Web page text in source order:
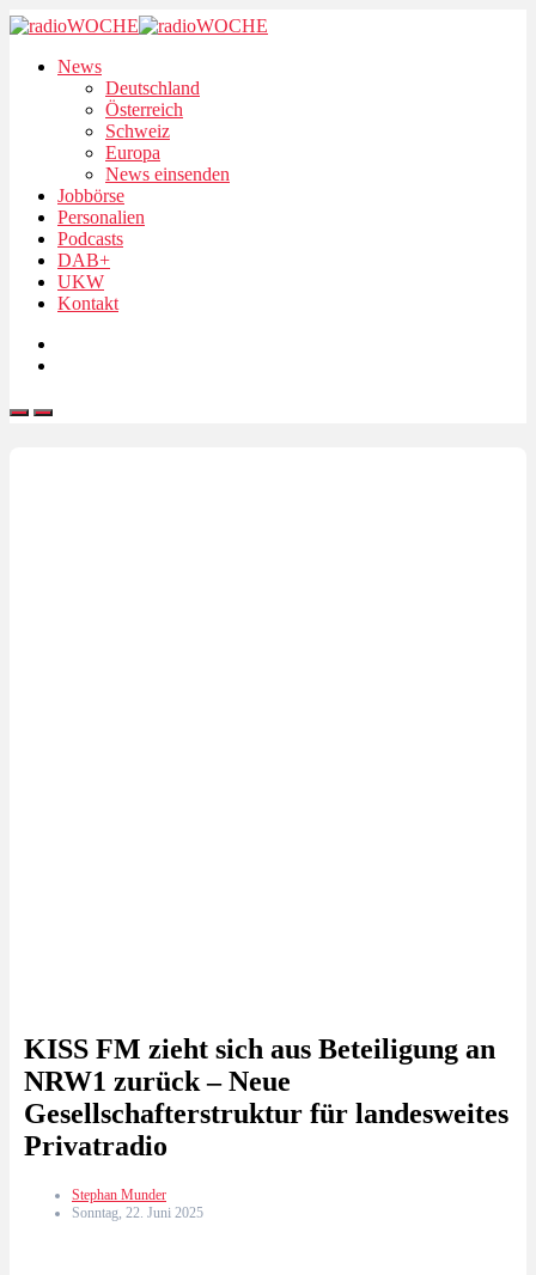
News
Deutschland
Österreich
Schweiz
Europa
News einsenden
Jobbörse
Personalien
Podcasts
DAB+
UKW
Kontakt
KISS FM zieht sich aus Beteiligung an
NRW1 zurück – Neue
Gesellschafterstruktur für landesweites
Privatradio
Stephan Munder
Sonntag, 22. Juni 2025